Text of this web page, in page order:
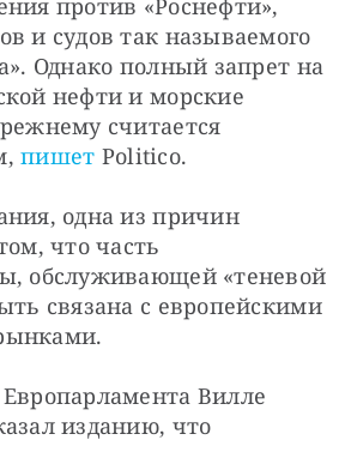
и судов так называемого
Однако полный запрет на
нефти и морские
считается
пишет Politico.
одна из причин
что часть
обслуживающей «теневой
связана с европейскими
Вилле
изданию, что